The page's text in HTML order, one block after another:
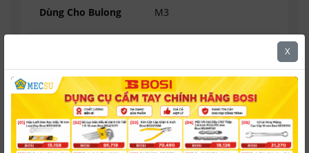
Dùng Cho Bulong M3
Đường Kính Ngoài 7 mm
Độ Dày 0.5 mm
X